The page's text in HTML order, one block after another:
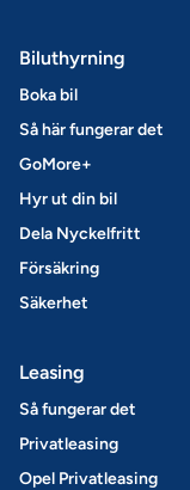
Biluthyrning
Boka bil
Så här fungerar det
GoMore+
Hyr ut din bil
Dela Nyckelfritt
Försäkring
Säkerhet
Leasing
Så fungerar det
Privatleasing
Opel Privatleasing